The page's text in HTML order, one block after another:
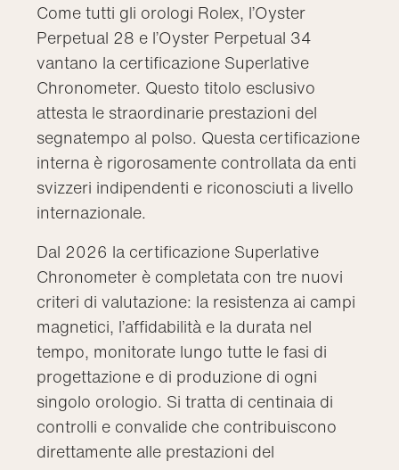
Come tutti gli orologi Rolex, l’Oyster
Perpetual 28 e l’Oyster Perpetual 34
vantano la certificazione Superlative
Chronometer. Questo titolo esclusivo
attesta le straordinarie prestazioni del
segnatempo al polso. Questa certificazione
interna è rigorosamente controllata da enti
svizzeri indipendenti e riconosciuti a livello
internazionale.
Dal 2026 la certificazione Superlative
Chronometer è completata con tre nuovi
criteri di valutazione: la resistenza ai campi
magnetici, l’affidabilità e la durata nel
tempo, monitorate lungo tutte le fasi di
progettazione e di produzione di ogni
singolo orologio. Si tratta di centinaia di
controlli e convalide che contribuiscono
direttamente alle prestazioni del